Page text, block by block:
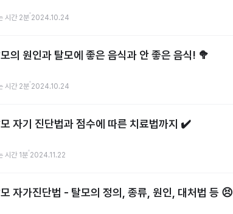
시간 2분 2024.10.24
의 원인과 탈모에 좋은 음식과 안 좋은 음식! 🥦
시간 2분 2024.10.24
자기 진단법과 점수에 따른 치료법까지 ✔️
시간 1분 2024.11.22
자가진단법 - 탈모의 정의, 종류, 원인, 대처법 등 😣